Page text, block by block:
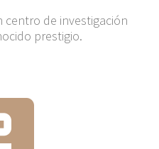
centro de investigación
prestigio.